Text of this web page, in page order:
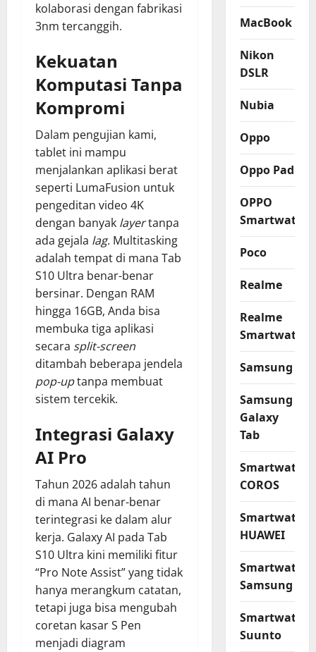
kolaborasi dengan fabrikasi
3nm tercanggih.
Kekuatan
Komputasi Tanpa
Kompromi
Dalam pengujian kami,
tablet ini mampu
menjalankan aplikasi berat
seperti LumaFusion untuk
pengeditan video 4K
dengan banyak layertanpa
ada gejala lag. Multitasking
adalah tempat di mana Tab
S10 Ultra benar-benar
bersinar. Dengan RAM
hingga 16GB, Anda bisa
membuka tiga aplikasi
secara split-screen
ditambah beberapa jendela
pop-uptanpa membuat
sistem tercekik.
Integrasi Galaxy
AI Pro
Tahun 2026 adalah tahun
di mana AI benar-benar
terintegrasi ke dalam alur
kerja. Galaxy AI pada Tab
S10 Ultra kini memiliki fitur
“Pro Note Assist” yang tidak
hanya merangkum catatan,
tetapi juga bisa mengubah
coretan kasar S Pen
menjadi diagram
MacBook
Nikon
DSLR
Nubia
Oppo
Oppo Pad
OPPO
Smartwatch
Poco
Realme
Realme
Smartwatch
Samsung
Samsung
Galaxy
Tab
Smartwatch
COROS
Smartwatch
HUAWEI
Smartwatch
Samsung
Smartwatch
Suunto